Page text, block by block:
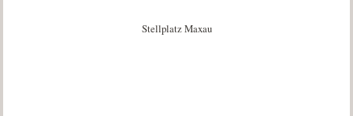
Stellplatz Maxau